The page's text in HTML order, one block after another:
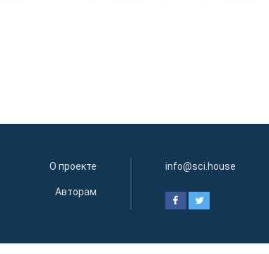
О проекте
Авторам
info@sci.house